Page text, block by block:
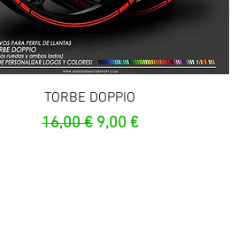
Aperçu rapide
TORBE DOPPIO
Prix original
16,00 € Prix promotionnel
9,00 €